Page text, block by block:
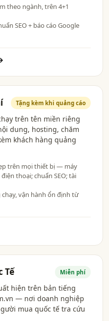
theo ngành, trên 4+1
SEO + báo cáo Google
Tặng kèm khi quảng cáo
trên tên miền riêng
dung, hosting, chăm
khách hàng quảng
trên mọi thiết bị — máy
thoại; chuẩn SEO; tài
chạy, vận hành ổn định từ
Tế Miễn phí
hiện trên bản tiếng
— nơi doanh nghiệp
mua quốc tế tra cứu